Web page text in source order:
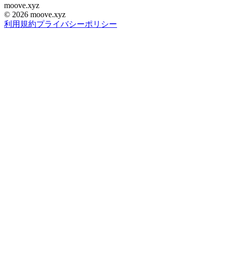
moove.xyz
© 2026 moove.xyz
利用規約プライバシーポリシー